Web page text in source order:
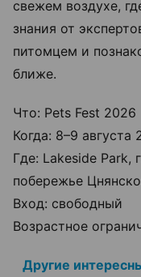
свежем воздухе,
знания от
питомцем и
ближе.
Что: Pets Fest 2026
Когда: 8–9 августа
Где: Lakeside Park,
побережье
Вход: свободный
Возрастное
Другие